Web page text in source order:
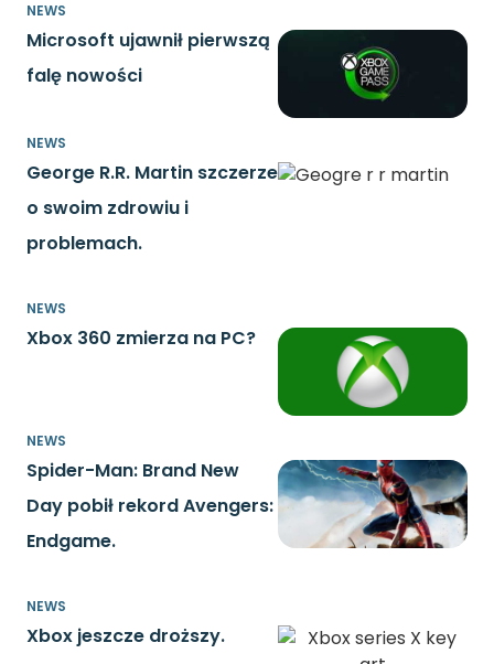
NEWS
Microsoft ujawnił pierwszą
falę nowości
NEWS
George R.R. Martin szczerze
o swoim zdrowiu i
problemach.
NEWS
Xbox 360 zmierza na PC?
NEWS
Spider-Man: Brand New
Day pobił rekord Avengers:
Endgame.
NEWS
Xbox jeszcze droższy.